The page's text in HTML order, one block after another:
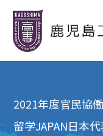
2021年度官民協
留学JAPAN日本